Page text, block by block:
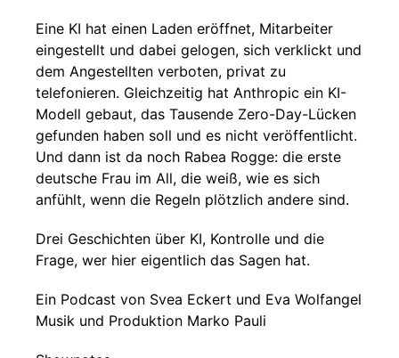
Eine KI hat einen Laden eröffnet, Mitarbeiter
eingestellt und dabei gelogen, sich verklickt und
dem Angestellten verboten, privat zu
telefonieren. Gleichzeitig hat Anthropic ein KI-
Modell gebaut, das Tausende Zero-Day-Lücken
gefunden haben soll und es nicht veröffentlicht.
Und dann ist da noch Rabea Rogge: die erste
deutsche Frau im All, die weiß, wie es sich
anfühlt, wenn die Regeln plötzlich andere sind.
Drei Geschichten über KI, Kontrolle und die
Frage, wer hier eigentlich das Sagen hat.
Ein Podcast von Svea Eckert und Eva Wolfangel
Musik und Produktion Marko Pauli